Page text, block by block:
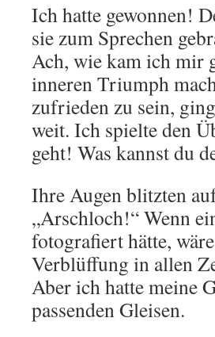
Ich hatte gewonnen!
sie zum Sprechen
Ach, wie kam ich mir
inneren Triumph
zufrieden zu sein,
weit. Ich spielte den
geht! Was kannst du
Ihre Augen blitzten
„Arschloch!“ Wenn
fotografiert hätte,
Verblüffung in allen
Aber ich hatte meine
passenden Gleisen.